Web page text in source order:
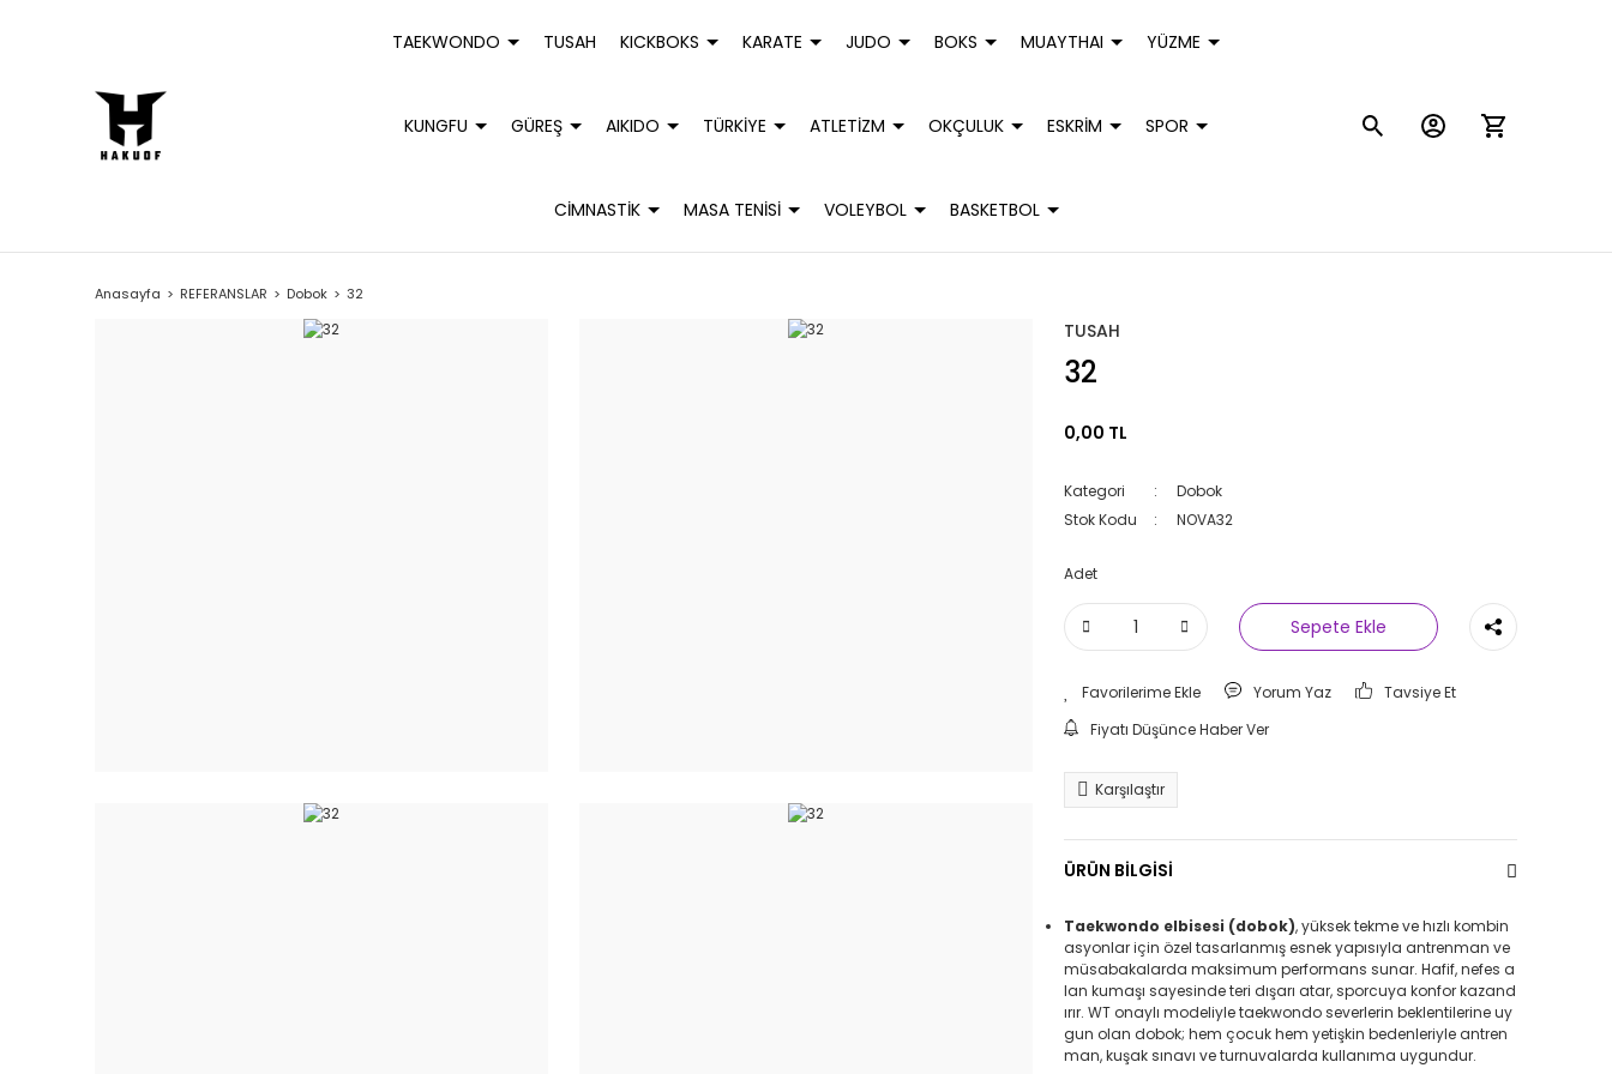
TAEKWONDO TUSAH KICKBOKS KARATE JUDO BOKS MUAYTHAI YÜZME
KUNGFU GÜREŞ AIKIDO TÜRKİYE ATLETİZM OKÇULUK ESKRİM SPOR
CİMNASTİK MASA TENİSİ VOLEYBOL BASKETBOL
Anasayfa REFERANSLAR Dobok 32
TUSAH
32
0,00 TL
Kategori
Dobok
Stok Kodu
NOVA32
Adet
Sepete Ekle
Yorum Yaz
Tavsiye Et
Fiyatı Düşünce Haber Ver
Karşılaştır
ÜRÜN BİLGİSİ
Taekwondo elbisesi (dobok), yüksek tekme ve hızlı kombin
asyonlar için özel tasarlanmış esnek yapısıyla antrenman ve
müsabakalarda maksimum performans sunar. Hafif, nefes a
lan kumaşı sayesinde teri dışarı atar, sporcuya konfor kazand
ırır. WT onaylı modeliyle taekwondo severlerin beklentilerine uy
gun olan dobok; hem çocuk hem yetişkin bedenleriyle antren
man, kuşak sınavı ve turnuvalarda kullanıma uygundur.